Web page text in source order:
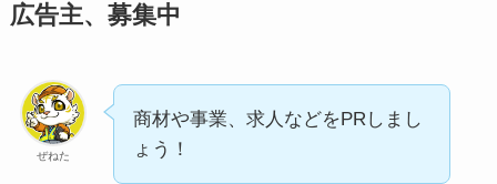
広告主、募集中
ぜねた
商材や事業、求人などをPRしまし
ょう！